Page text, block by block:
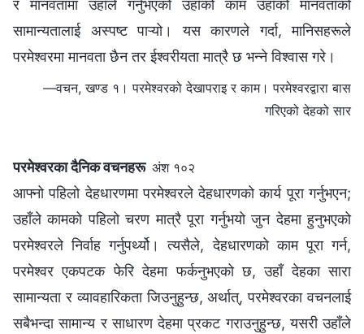
र मानवतामा उहाँले गर्नुभएको उहाँको काम उहाँको मानवताको
सामान्यतालाई अस्पष्ट पाऱ्यो। यस कारणले गर्दा, मानिसहरूले
परमेश्‍वरमा मानवता छैन तर ईश्‍वरीयता मात्रै छ भन्‍ने विश्‍वास गरे।
—वचन, खण्ड १। परमेश्‍वरको देखापराइ र काम। परमेश्‍वरद्वारा बास
गरिएको देहको सार
परमेश्‍वरका दैनिक वचनहरू अंश १०२
आफ्नो पहिलो देहधारणमा परमेश्‍वरले देहधारणको कार्य पूरा गर्नुभएन;
उहाँले कामको पहिलो चरण मात्रै पूरा गर्नुभयो जुन देहमा हुनुभएको
परमेश्‍वरले निर्वाह गर्नुपर्थ्यो। त्यसैले, देहधारणको काम पूरा गर्न,
परमेश्वर एकपटक फेरि देहमा फर्कनुभएको छ, उहाँ देहका सारा
सामान्यता र व्यावहारिकता जिउनुहुन्छ, अर्थात्, परमेश्वरका वचनलाई
सबैभन्दा सामान्य र साधारण देहमा प्रकट गराउनुहुन्छ, यसरी उहाँले